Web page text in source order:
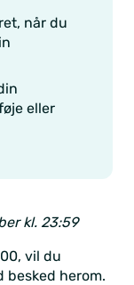
når du
eller
kl. 23:59
vil du
besked herom.